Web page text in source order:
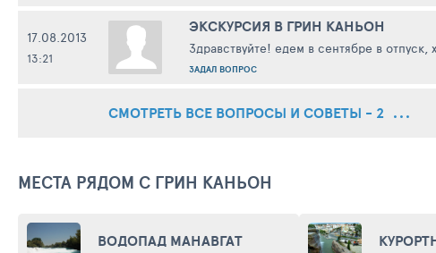
17.08.2013
13:21
ЭКСКУРСИЯ В ГРИН КАНЬОН
Здравствуйте! едем в сентябре в отпуск,
ЗАДАЛ ВОПРОС
СМОТРЕТЬ ВСЕ ВОПРОСЫ И СОВЕТЫ - 2
МЕСТА РЯДОМ С ГРИН КАНЬОН
ВОДОПАД МАНАВГАТ